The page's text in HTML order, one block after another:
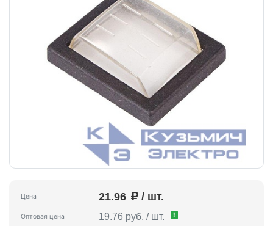
Цена 21.96 / шт.
Оптовая цена 19.76 руб. / шт. !